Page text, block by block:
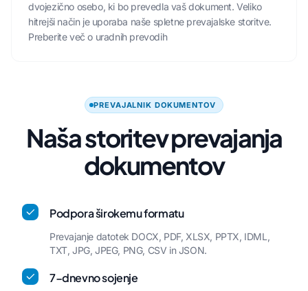
dvojezično osebo, ki bo prevedla vaš dokument. Veliko
hitrejši način je uporaba naše spletne prevajalske storitve.
Preberite več o uradnih prevodih
PREVAJALNIK DOKUMENTOV
Naša storitev prevajanja
dokumentov
Podpora širokemu formatu
Prevajanje datotek DOCX, PDF, XLSX, PPTX, IDML,
TXT, JPG, JPEG, PNG, CSV in JSON.
7-dnevno sojenje